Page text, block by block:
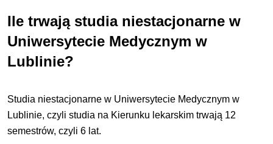
Ile trwają studia niestacjonarne w
Uniwersytecie Medycznym w
Lublinie?
Studia niestacjonarne w Uniwersytecie Medycznym w
Lublinie, czyli studia na Kierunku lekarskim trwają 12
semestrów, czyli 6 lat.